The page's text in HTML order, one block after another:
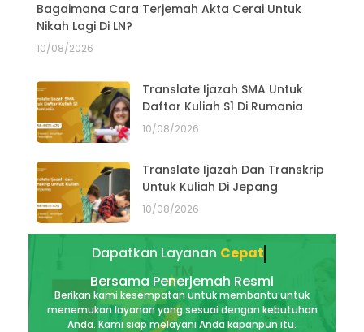
Bagaimana Cara Terjemah Akta Cerai Untuk
Nikah Lagi Di LN?
10/08/2026
Translate Ijazah SMA Untuk
Daftar Kuliah S1 Di Rumania
10/08/2026
Translate Ijazah Dan Transkrip
Untuk Kuliah Di Jepang
10/08/2026
Dapatkan LayananAkurat
Bersama Penerjemah Resmi
Berikan kami kesempatan untuk membantu untuk
menemukan layanan yang sesuai dengan kebutuhan
Anda. Kami siap melayani Anda kapanpun itu.